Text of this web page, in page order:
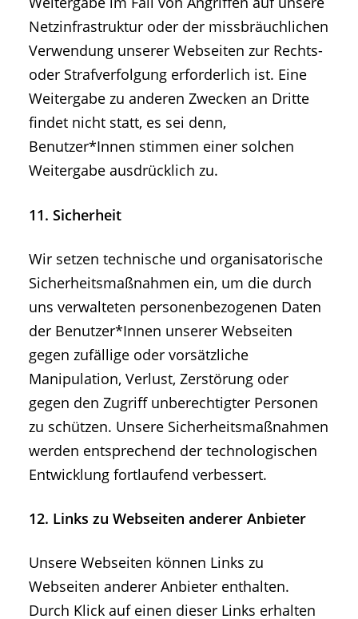
Netzinfrastruktur oder der missbräuchlichen
Verwendung unserer Webseiten zur Rechts-
oder Strafverfolgung erforderlich ist. Eine
Weitergabe zu anderen Zwecken an Dritte
findet nicht statt, es sei denn,
Benutzer*Innen stimmen einer solchen
Weitergabe ausdrücklich zu.
11. Sicherheit
Wir setzen technische und organisatorische
Sicherheitsmaßnahmen ein, um die durch
uns verwalteten personenbezogenen Daten
der Benutzer*Innen unserer Webseiten
gegen zufällige oder vorsätzliche
Manipulation, Verlust, Zerstörung oder
gegen den Zugriff unberechtigter Personen
zu schützen. Unsere Sicherheitsmaßnahmen
werden entsprechend der technologischen
Entwicklung fortlaufend verbessert.
12. Links zu Webseiten anderer Anbieter
Unsere Webseiten können Links zu
Webseiten anderer Anbieter enthalten.
Durch Klick auf einen dieser Links erhalten